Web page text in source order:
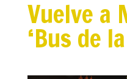
Vuelve a
‘Bus de